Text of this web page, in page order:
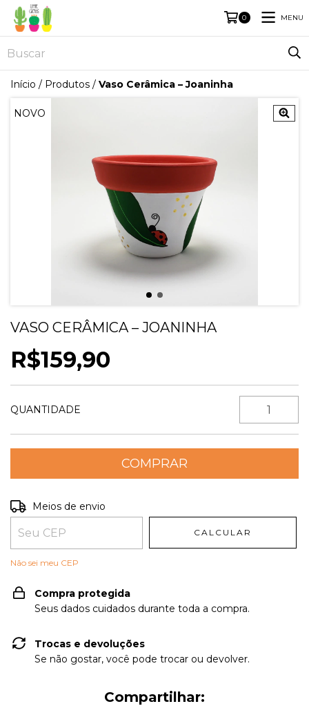
0 MENU
Início / Produtos / Vaso Cerâmica – Joaninha
NOVO
VASO CERÂMICA – JOANINHA
R$159,90
QUANTIDADE
Entregas para o CEP:
Meios de envio
CALCULAR
Não sei meu CEP
Compra protegida
Seus dados cuidados durante toda a compra.
Trocas e devoluções
Se não gostar, você pode trocar ou devolver.
Compartilhar: